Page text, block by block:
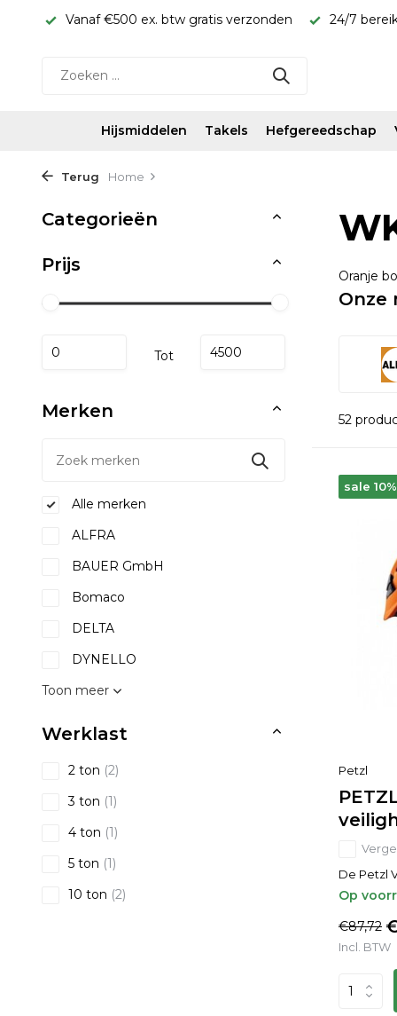
24/7 bereikbaar WhatsApp 06-11587339 Snel
Hijsmiddelen Takels Hefgereedschap
Terug Home
Categorieën
Prijs
Tot
Merken
Alle merken
ALFRA
BAUER GmbH
Bomaco
DELTA
DYNELLO
Toon meer
Werklast
2 ton (2)
3 ton (1)
4 ton (1)
5 ton (1)
10 ton (2)
Oranje
Onze
52
sale 10%
Petzl
De Petzl
Op
€87,72
Incl. BTW